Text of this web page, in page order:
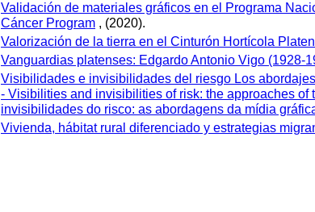
Validación de materiales gráficos en el Programa
Cáncer Program , (2020).
Valorización de la tierra en el Cinturón Hortícola
Vanguardias platenses: Edgardo Antonio Vigo (1928-
Visibilidades e invisibilidades del riesgo Los
- Visibilities and invisibilities of risk: the approaches
invisibilidades do risco: as abordagens da mídia
Vivienda, hábitat rural diferenciado y estrategias